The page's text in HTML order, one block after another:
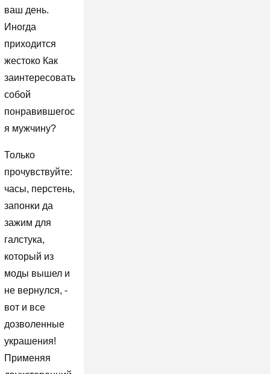
ваш день.
Иногда
приходится
жестоко Как
заинтересовать
собой
понравившегос
я мужчину?
Только
прочувствуйте:
часы, перстень,
запонки да
зажим для
галстука,
который из
моды вышел и
не вернулся, -
вот и все
дозволенные
украшения!
Применяя